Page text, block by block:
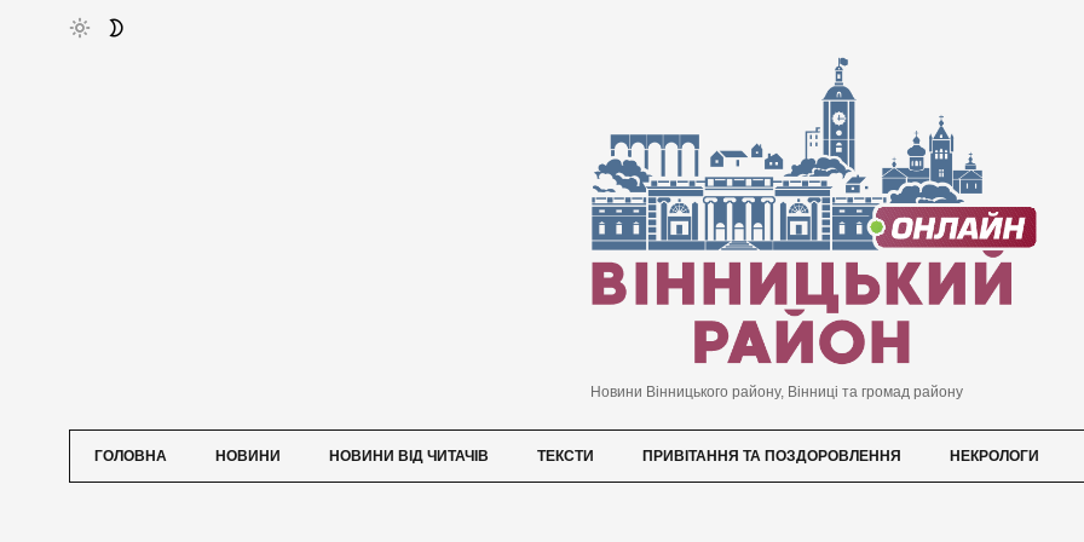
Новини Вінницького району, Вінниці та громад району
ГОЛОВНА НОВИНИ НОВИНИ ВІД ЧИТАЧІВ ТЕКСТИ ПРИВІТАННЯ ТА ПОЗДОРОВЛЕННЯ НЕКРОЛОГИ